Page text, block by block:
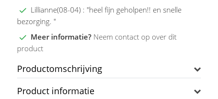
Lillianne(08-04) : "heel fijn geholpen!! en snelle
bezorging. "
Meer informatie? Neem contact op over dit
product
Productomschrijving
Product informatie